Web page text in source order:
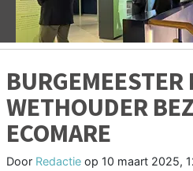
BURGEMEESTER
WETHOUDER
ECOMARE
Door Redactie op 10 maart 2025,